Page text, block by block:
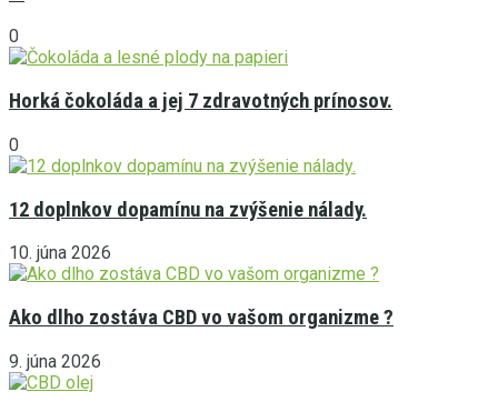
0
Horká čokoláda a jej 7 zdravotných prínosov.
0
12 doplnkov dopamínu na zvýšenie nálady.
10. júna 2026
Ako dlho zostáva CBD vo vašom organizme ?
9. júna 2026